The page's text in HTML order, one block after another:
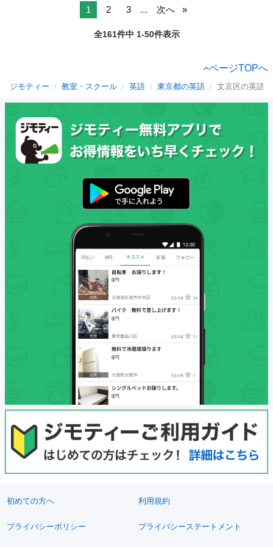
1 2 3 ... 次へ
全161件中 1-50件表示
ページTOPへ
ジモティー 教室・スクール 英語 東京都の英語 文京区の英語
初めての方へ 利用規約
プライバシーポリシー プライバシーステートメント